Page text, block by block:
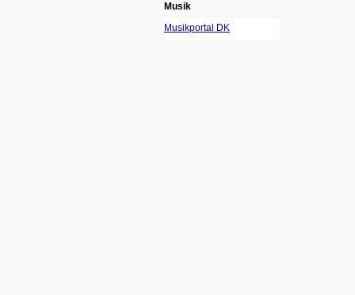
Musik
Musikportal DK